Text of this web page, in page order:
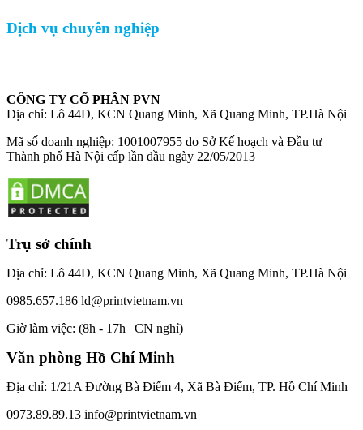
Dịch vụ chuyên nghiệp
CÔNG TY CỔ PHẦN PVN
Địa chỉ: Lô 44D, KCN Quang Minh, Xã Quang Minh, TP.Hà Nội
Mã số doanh nghiệp: 1001007955 do Sở Kế hoạch và Đầu tư
Thành phố Hà Nội cấp lần đầu ngày 22/05/2013
Trụ sở chính
Địa chỉ: Lô 44D, KCN Quang Minh, Xã Quang Minh, TP.Hà Nội
0985.657.186 ld@printvietnam.vn
​Giờ làm việc: (8h - 17h | CN nghỉ)
Văn phòng Hồ Chí Minh
Địa chỉ: 1/21A Đường Bà Điểm 4, Xã Bà Điểm, TP. Hồ Chí Minh
0973.89.89.13 info@printvietnam.vn